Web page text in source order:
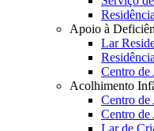
Apoio à
Lar
Centro de
Acolhimento
Centro
Centro
Lar de